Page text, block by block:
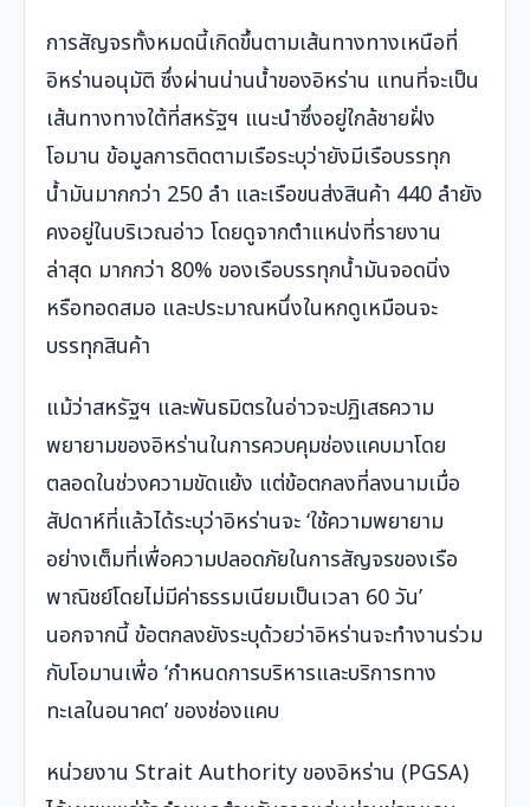
การสัญจรทั้งหมดนี้เกิดขึ้นตามเส้นทางทางเหนือที่
อิหร่านอนุมัติ ซึ่งผ่านน่านน้ำของอิหร่าน แทนที่จะเป็น
เส้นทางทางใต้ที่สหรัฐฯ แนะนำซึ่งอยู่ใกล้ชายฝั่ง
โอมาน ข้อมูลการติดตามเรือระบุว่ายังมีเรือบรรทุก
น้ำมันมากกว่า 250 ลำ และเรือขนส่งสินค้า 440 ลำยัง
คงอยู่ในบริเวณอ่าว โดยดูจากตำแหน่งที่รายงาน
ล่าสุด มากกว่า 80% ของเรือบรรทุกน้ำมันจอดนิ่ง
หรือทอดสมอ และประมาณหนึ่งในหกดูเหมือนจะ
บรรทุกสินค้า
แม้ว่าสหรัฐฯ และพันธมิตรในอ่าวจะปฏิเสธความ
พยายามของอิหร่านในการควบคุมช่องแคบมาโดย
ตลอดในช่วงความขัดแย้ง แต่ข้อตกลงที่ลงนามเมื่อ
สัปดาห์ที่แล้วได้ระบุว่าอิหร่านจะ ‘ใช้ความพยายาม
อย่างเต็มที่เพื่อความปลอดภัยในการสัญจรของเรือ
พาณิชย์โดยไม่มีค่าธรรมเนียมเป็นเวลา 60 วัน’
นอกจากนี้ ข้อตกลงยังระบุด้วยว่าอิหร่านจะทำงานร่วม
กับโอมานเพื่อ ‘กำหนดการบริหารและบริการทาง
ทะเลในอนาคต’ ของช่องแคบ
หน่วยงาน Strait Authority ของอิหร่าน (PGSA)